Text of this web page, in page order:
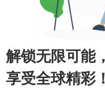
解锁无限可能，
享受全球精彩！